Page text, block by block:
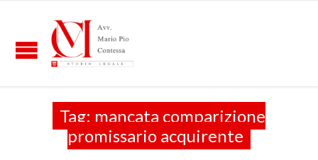
Tag: mancata comparizione
promissario acquirente